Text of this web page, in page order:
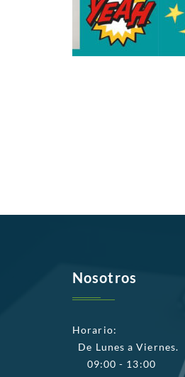
Nosotros
Horario:
De Lunes a Viernes.
09:00 - 13:00